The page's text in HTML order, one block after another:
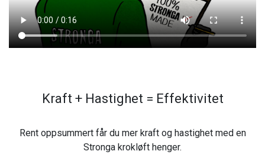
Kraft + Hastighet = Effektivitet
Rent oppsummert får du mer kraft og hastighet med en
Stronga krokløft henger.